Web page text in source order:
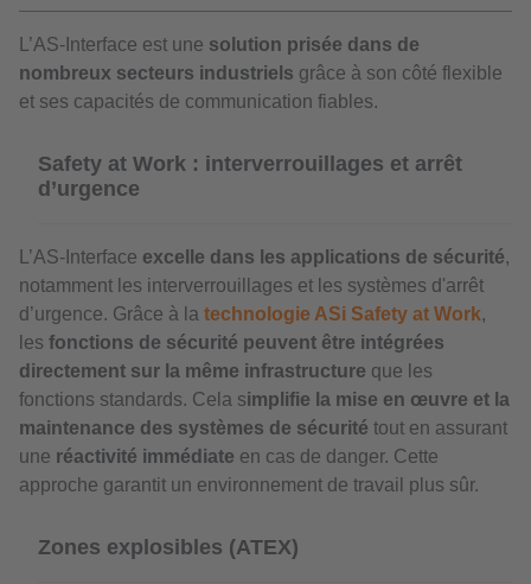
L’AS-Interface est une solution prisée dans de
nombreux secteurs industriels grâce à son côté flexible
et ses capacités de communication fiables.
Safety at Work : interverrouillages et arrêt
d’urgence
L’AS-Interface excelle dans les applications de sécurité,
notamment les interverrouillages et les systèmes d'arrêt
d’urgence. Grâce à la technologie ASi Safety at Work,
les fonctions de sécurité peuvent être intégrées
directement sur la même infrastructure que les
fonctions standards. Cela simplifie la mise en œuvre et la
maintenance des systèmes de sécurité tout en assurant
une réactivité immédiate en cas de danger. Cette
approche garantit un environnement de travail plus sûr.
Zones explosibles (ATEX)